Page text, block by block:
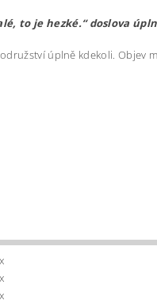
to je hezké.“ doslova
úplně kdekoli. Objev